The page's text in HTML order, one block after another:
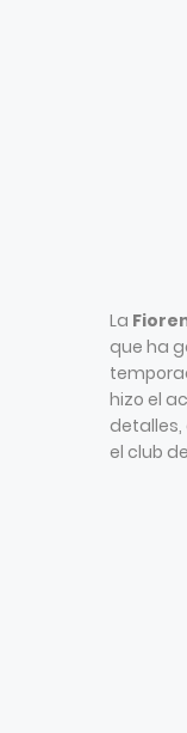
La
que ha
hizo el
detalles,
el club